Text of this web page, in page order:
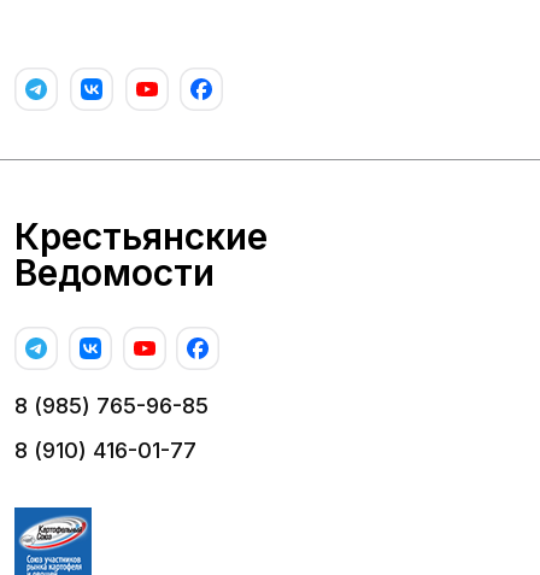
Крестьянские
Ведомости
8 (985) 765-96-85
8 (910) 416-01-77